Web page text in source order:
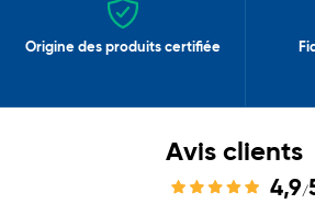
Origine des produits certifiée
Avis clients
4,9/